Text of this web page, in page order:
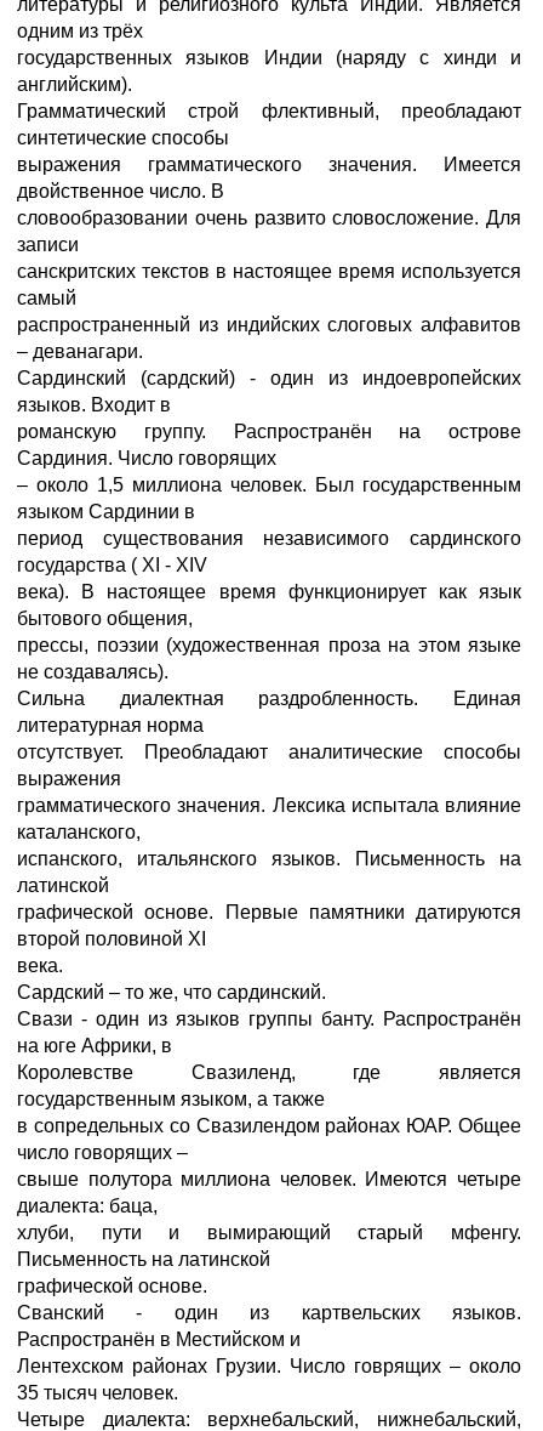
литературы и религиозного культа Индии. Является
одним из трёх
государственных языков Индии (наряду с хинди и
английским).
Грамматический строй флективный, преобладают
синтетические способы
выражения грамматического значения. Имеется
двойственное число. В
словообразовании очень развито словосложение. Для
записи
санскритских текстов в настоящее время используется
самый
распространенный из индийских слоговых алфавитов
– деванагари.
Сардинский (сардский) - один из индоевропейских
языков. Входит в
романскую группу. Распространён на острове
Сардиния. Число говорящих
– около 1,5 миллиона человек. Был государственным
языком Сардинии в
период существования независимого сардинского
государства ( XI - XIV
века). В настоящее время функционирует как язык
бытового общения,
прессы, поэзии (художественная проза на этом языке
не создавалясь).
Сильна диалектная раздробленность. Единая
литературная норма
отсутствует. Преобладают аналитические способы
выражения
грамматического значения. Лексика испытала влияние
каталанского,
испанского, итальянского языков. Письменность на
латинской
графической основе. Первые памятники датируются
второй половиной XI
века.
Сардский – то же, что сардинский.
Свази - один из языков группы банту. Распространён
на юге Африки, в
Королевстве Свазиленд, где является
государственным языком, а также
в сопредельных со Свазилендом районах ЮАР. Общее
число говорящих –
свыше полутора миллиона человек. Имеются четыре
диалекта: баца,
хлуби, пути и вымирающий старый мфенгу.
Письменность на латинской
графической основе.
Сванский - один из картвельских языков.
Распространён в Местийском и
Лентехском районах Грузии. Число говрящих – около
35 тысяч человек.
Четыре диалекта: верхнебальский, нижнебальский,